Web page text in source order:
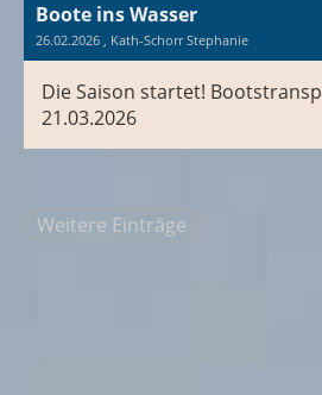
Boote ins Wasser
26.02.2026 , Kath-Schorr Stephanie
Die Saison startet!
21.03.2026
Weitere Einträge